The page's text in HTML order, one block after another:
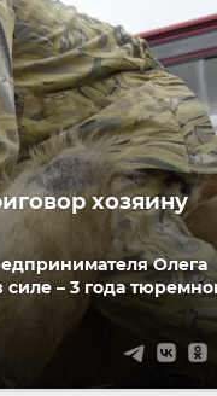
хозяину
Олега
– 3 года